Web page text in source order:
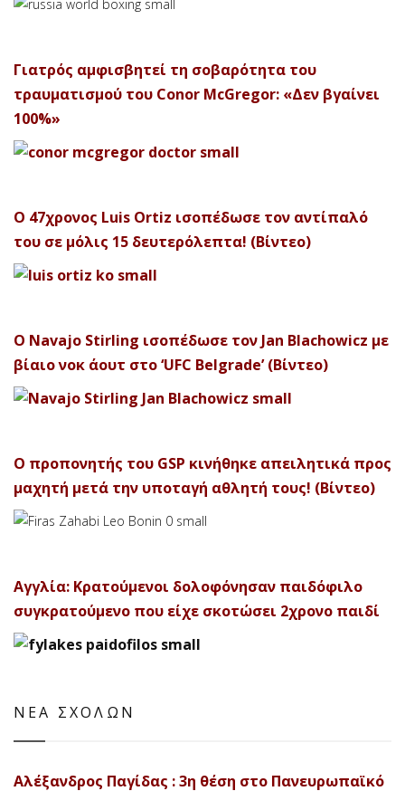
Γιατρός αμφισβητεί τη σοβαρότητα του
τραυματισμού του Conor McGregor: «Δεν βγαίνει
100%»
Ο 47χρονος Luis Ortiz ισοπέδωσε τον αντίπαλό
του σε μόλις 15 δευτερόλεπτα! (Βίντεο)
Ο Navajo Stirling ισοπέδωσε τον Jan Blachowicz με
βίαιο νοκ άουτ στο ‘UFC Belgrade’ (Βίντεο)
Ο προπονητής του GSP κινήθηκε απειλητικά προς
μαχητή μετά την υποταγή αθλητή τους! (Βίντεο)
Αγγλία: Κρατούμενοι δολοφόνησαν παιδόφιλο
συγκρατούμενο που είχε σκοτώσει 2χρονο παιδί
ΝΕΑ ΣΧΟΛΩΝ
Αλέξανδρος Παγίδας : 3η θέση στο Πανευρωπαϊκό